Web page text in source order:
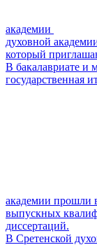
академии
духовной
который
В бакалавриате и
государственная
академии прошли
выпускных
диссертаций.
В Сретенской